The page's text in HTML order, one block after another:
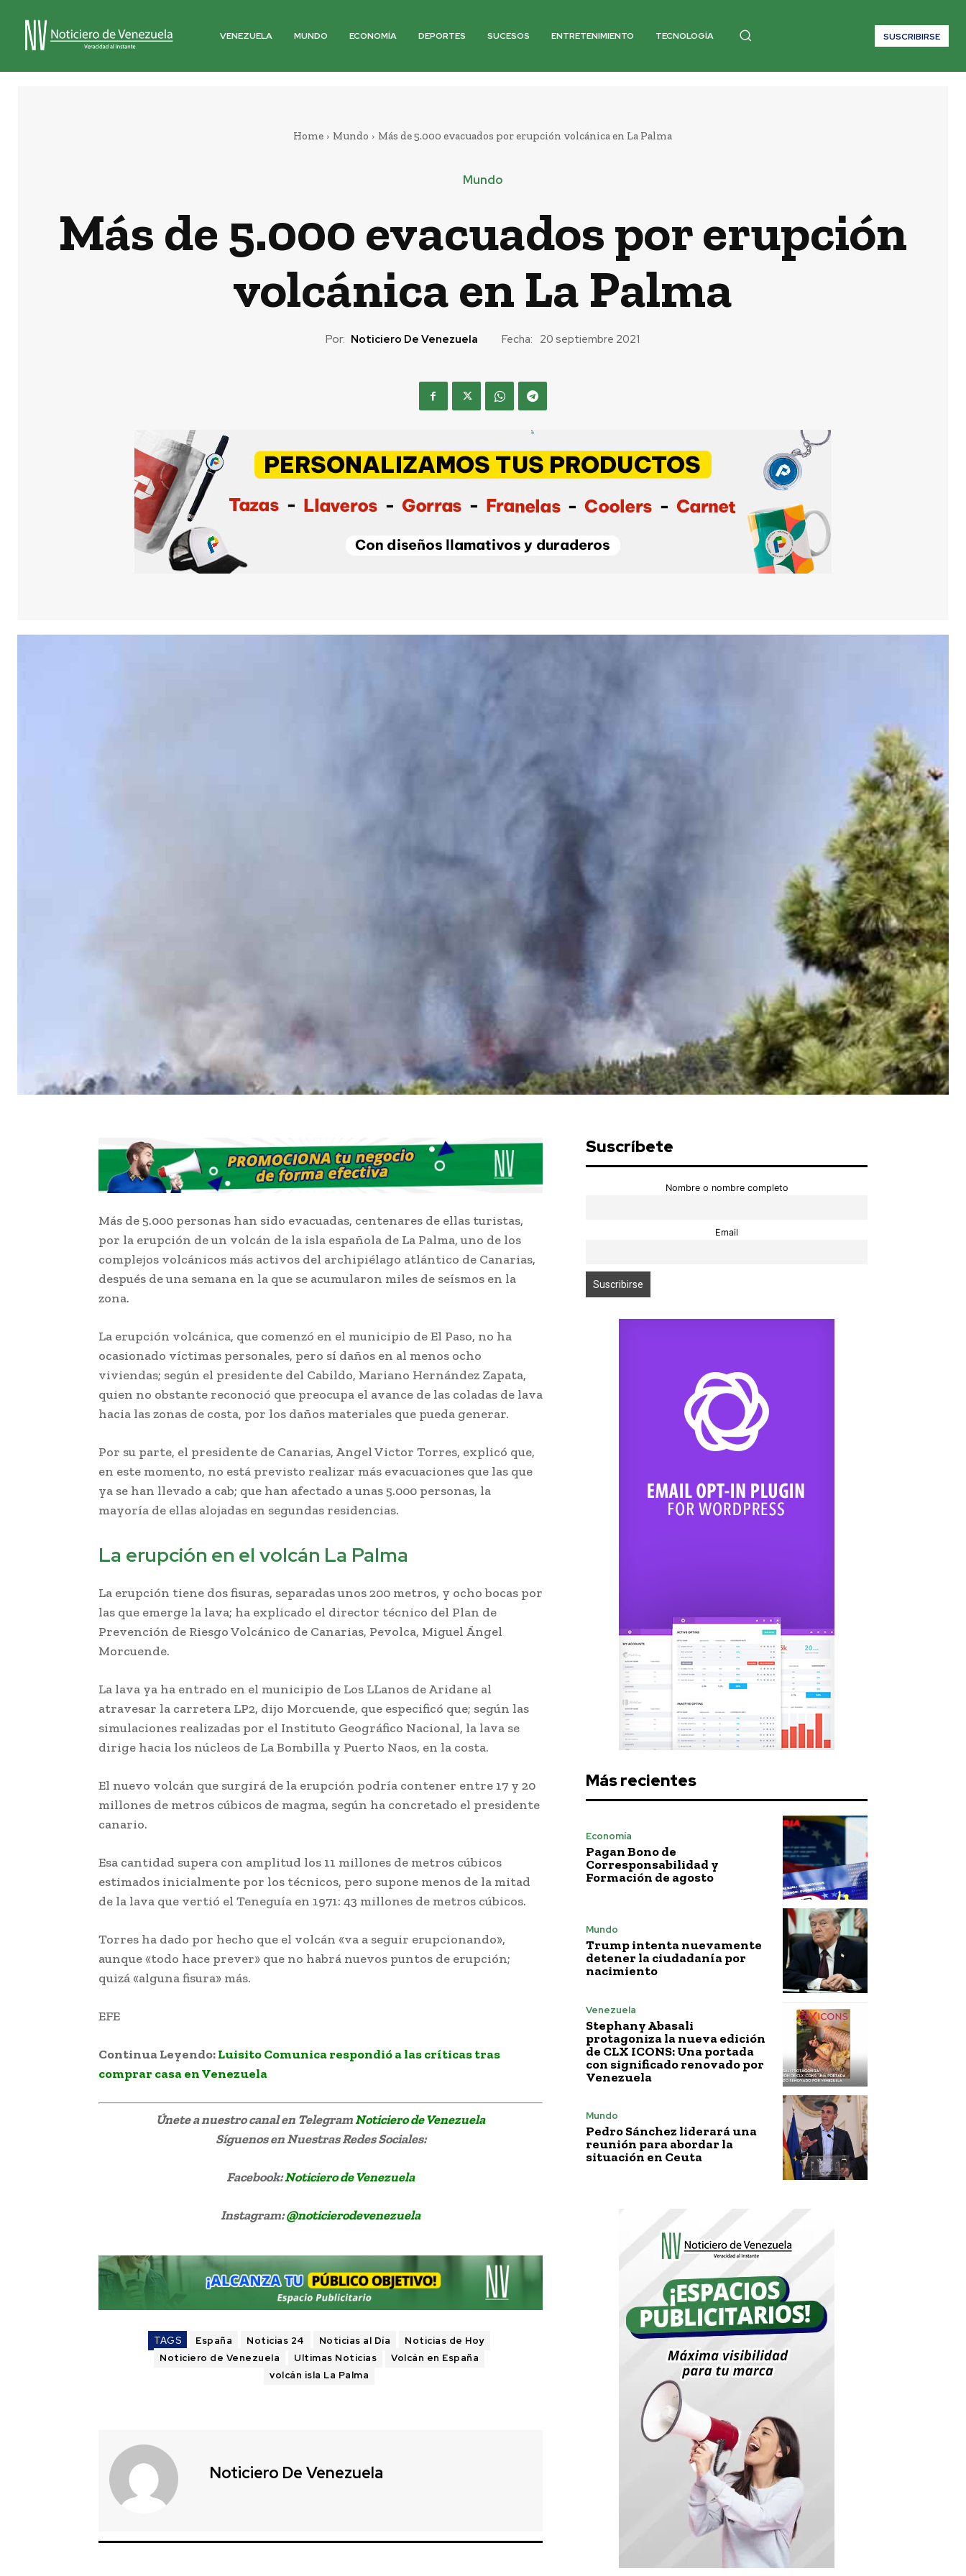
VENEZUELA MUNDO ECONOMÍA DEPORTES SUCESOS ENTRETENIMIENTO TECNOLOGÍA SUSCRIBIRSE
Home Mundo Más de 5.000 evacuados por erupción volcánica en La Palma
Mundo
Más de 5.000 evacuados por erupción
volcánica en La Palma
Por: Noticiero De Venezuela Fecha: 20 septiembre 2021
Más de 5.000 personas han sido evacuadas, centenares de ellas turistas,
por la erupción de un volcán de la isla española de La Palma, uno de los
complejos volcánicos más activos del archipiélago atlántico de Canarias,
después de una semana en la que se acumularon miles de seísmos en la
zona.
La erupción volcánica, que comenzó en el municipio de El Paso, no ha
ocasionado víctimas personales, pero sí daños en al menos ocho
viviendas; según el presidente del Cabildo, Mariano Hernández Zapata,
quien no obstante reconoció que preocupa el avance de las coladas de lava
hacia las zonas de costa, por los daños materiales que pueda generar.
Por su parte, el presidente de Canarias, Angel Victor Torres, explicó que,
en este momento, no está previsto realizar más evacuaciones que las que
ya se han llevado a cab; que han afectado a unas 5.000 personas, la
mayoría de ellas alojadas en segundas residencias.
La erupción en el volcán La Palma
La erupción tiene dos fisuras, separadas unos 200 metros, y ocho bocas por
las que emerge la lava; ha explicado el director técnico del Plan de
Prevención de Riesgo Volcánico de Canarias, Pevolca, Miguel Ángel
Morcuende.
La lava ya ha entrado en el municipio de Los LLanos de Aridane al
atravesar la carretera LP2, dijo Morcuende, que especificó que; según las
simulaciones realizadas por el Instituto Geográfico Nacional, la lava se
dirige hacia los núcleos de La Bombilla y Puerto Naos, en la costa.
El nuevo volcán que surgirá de la erupción podría contener entre 17 y 20
millones de metros cúbicos de magma, según ha concretado el presidente
canario.
Esa cantidad supera con amplitud los 11 millones de metros cúbicos
estimados inicialmente por los técnicos, pero supone menos de la mitad
de la lava que vertió el Teneguía en 1971: 43 millones de metros cúbicos.
Torres ha dado por hecho que el volcán «va a seguir erupcionando»,
aunque «todo hace prever» que no habrá nuevos puntos de erupción;
quizá «alguna fisura» más.
EFE
Continua Leyendo:Luisito Comunica respondió a las críticas tras
comprar casa en Venezuela
Únete a nuestro canal en TelegramNoticiero de Venezuela
Síguenosen Nuestras Redes Sociales:
Facebook:Noticiero de Venezuela
Instagram:@noticierodevenezuela
TAGS España Noticias 24 Noticias al Día
Noticias de Hoy
Noticiero de Venezuela
Ultimas Noticias
Volcán en España
volcán isla La Palma
Noticiero De Venezuela
Suscríbete
Nombre o nombre completo
Email
Más recientes
Economía
Pagan Bono de
Corresponsabilidad y
Formación de agosto
Mundo
Trump intenta nuevamente
detener la ciudadanía por
nacimiento
Venezuela
Stephany Abasali
protagoniza la nueva edición
de CLX ICONS: Una portada
con significado renovado por
Venezuela
Mundo
Pedro Sánchez liderará una
reunión para abordar la
situación en Ceuta